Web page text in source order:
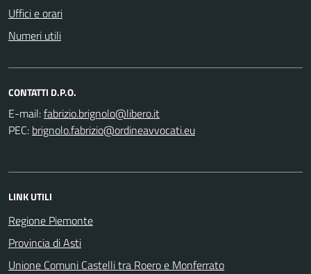
Uffici e orari
Numeri utili
CONTATTI D.P.O.
E-mail:
PEC:
LINK UTILI
Regione Piemonte
Provincia di Asti
Unione Comuni Castelli tra Roero e Monferrato